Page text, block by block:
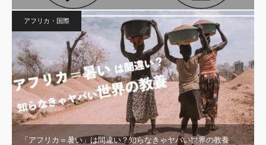
アフリカ・国際
「アフリカ＝暑い」は間違い？知らなきゃヤバい世界の教養